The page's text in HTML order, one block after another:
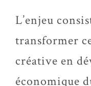
L’enjeu
transformer
créative en
économique